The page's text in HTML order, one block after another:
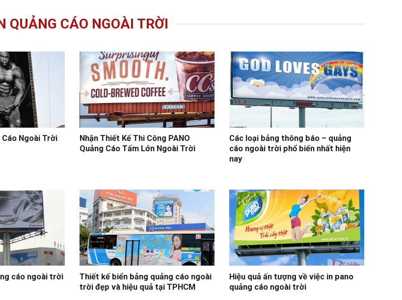
QUẢNG CÁO NGOÀI TRỜI
Cáo Ngoài Trời
Nhận Thiết Kế Thi Công PANO
Quảng Cáo Tấm Lớn Ngoài Trời
Các loại bảng thông báo – quảng
cáo ngoài trời phổ biến nhất hiện
nay
cáo ngoài trời
Thiết kế biển bảng quảng cáo ngoài
trời đẹp và hiệu quả tại TPHCM
Hiệu quả ấn tượng về việc in pano
quảng cáo ngoài trời